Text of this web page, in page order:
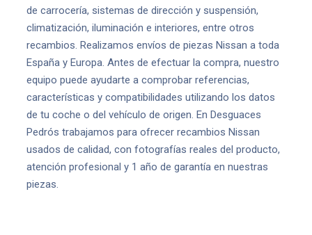
de carrocería, sistemas de dirección y suspensión,
climatización, iluminación e interiores, entre otros
recambios. Realizamos envíos de piezas Nissan a toda
España y Europa. Antes de efectuar la compra, nuestro
equipo puede ayudarte a comprobar referencias,
características y compatibilidades utilizando los datos
de tu coche o del vehículo de origen. En Desguaces
Pedrós trabajamos para ofrecer recambios Nissan
usados de calidad, con fotografías reales del producto,
atención profesional y 1 año de garantía en nuestras
piezas.